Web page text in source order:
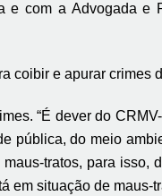
com a Advogada e
coibir e apurar crimes
“É dever do
pública, do meio
tratos, para isso,
em situação de maus-